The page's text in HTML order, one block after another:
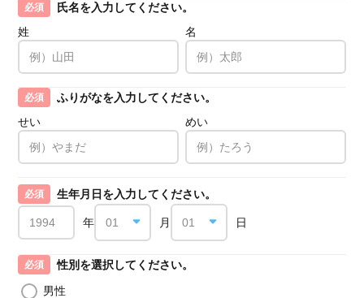
必須
氏名を入力してください。
姓
名
必須
ふりがなを入力してください。
せい
めい
必須 生年月日を入力してください。
年 月 日
必須
性別を選択してください。
男性